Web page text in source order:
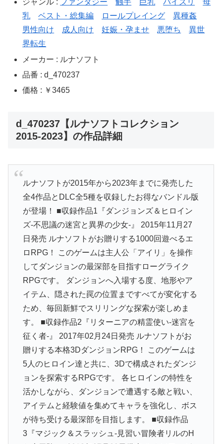
ジャンル : ファンタジー 触手 巨乳 パイズリ
母
乳
ベスト・総集編 ロールプレイング
異種姦
男性向け
成人向け 妊娠・孕ませ 悪堕ち
異世
界転生
メーカー : ルナソフト
品番 : d_470237
価格 : ￥3465
d_470237【ルナソフトコレクション
2015-2023】の作品詳細
ルナソフトが2015年から2023年までに発売した
全4作品とDLC全5種を収録したお得なバンドル版
が登場！ ■収録作品1『ダンジョンズ＆ヒロイン
ズ-不思議の迷宮と異界の少女-』 2015年11月27
日発売 ルナソフトがお贈りする1000回遊べるエ
ロRPG！ このゲームは主人公「アイリ」を操作
してダンジョンの最深部を目指すローグライク
RPGです。 ダンジョンへ入場する度、地形やア
イテム、隠された罠の位置まですべてが変化する
ため、毎回新鮮でスリリングな探索が楽しめま
す。 ■収録作品2『リターニアの精霊使い-迷宮を
征く者-』 2017年02月24日発売 ルナソフトがお
贈りする本格3DダンジョンRPG！ このゲームは
5人のヒロイン達と共に、3Dで構成されたダンジ
ョンを探索するRPGです。 各ヒロインの特性を
活かしながら、ダンジョンで遭遇する敵と戦い、
アイテムと経験値を集めてキャラを強化し、ボス
が待ち受ける最深部を目指します。 ■収録作品
3『マジック＆スラッシュ-見習い冒険者リルのH